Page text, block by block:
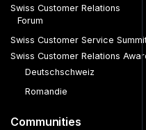
Swiss Customer Relations
Forum
Swiss Customer Service
Swiss Customer Relations
Deutschschweiz
Romandie
Communities